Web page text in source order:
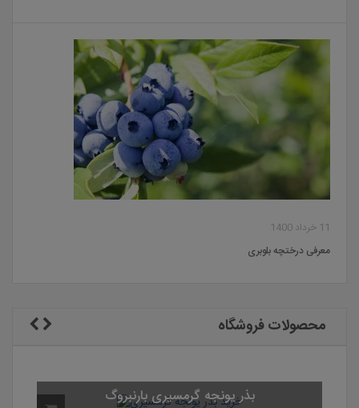
11 خرداد 1400
معرفی درختچه بلوبری
محصولات فروشگاه
بذر یونجه گرمسیری بارنبروگ